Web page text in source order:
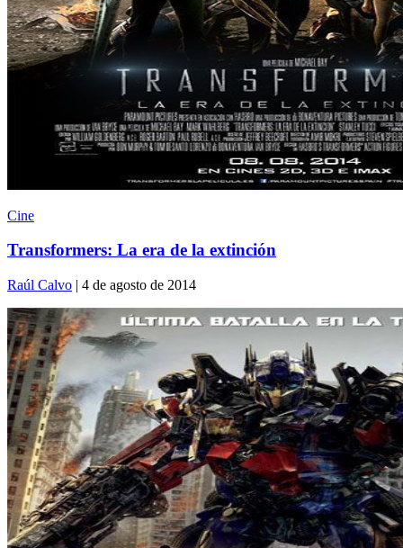
Cine
Transformers: La era de la extinción
Raúl Calvo | 4 de agosto de 2014